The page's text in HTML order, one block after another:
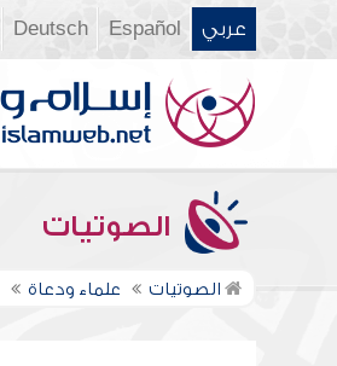
عربي Español
Deutsch
الصوتيات
الصوتيات علماء ودعاة